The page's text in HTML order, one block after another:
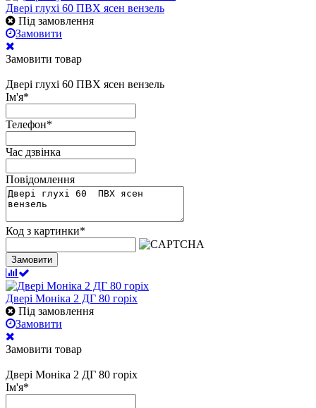
Двері глухі 60 ПВХ ясен вензель
Під замовлення
Замовити
Замовити товар
Двері глухі 60 ПВХ ясен вензель
Ім'я*
Телефон*
Час дзвінка
Повідомлення
Код з картинки*
Замовити
Двері Моніка 2 ДГ 80 горіх
Під замовлення
Замовити
Замовити товар
Двері Моніка 2 ДГ 80 горіх
Ім'я*